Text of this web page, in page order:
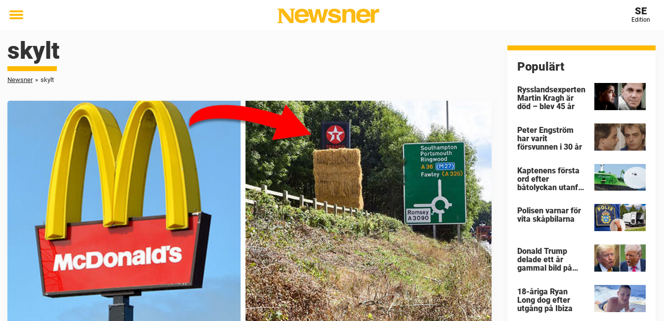
Toggle
SE
Edition
skylt
Newsner » skylt
Populärt
Rysslandsexperten
Martin Kragh är
död – blev 45 år
Peter Engström
har varit
försvunnen i 30 år
Kaptenens första
ord efter
båtolyckan utanför
Polisen varnar för
vita skåpbilarna
Donald Trump
delade ett år
gammal bild på
18-åriga Ryan
Long dog efter
utgång på Ibiza